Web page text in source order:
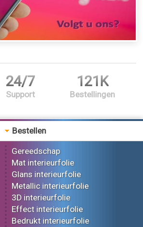
24/7
Support
121K
Bestellingen
Bestellen
Gereedschap
Mat interieurfolie
Glans interieurfolie
Metallic interieurfolie
3D interieurfolie
Effect interieurfolie
Bedrukt interieurfolie